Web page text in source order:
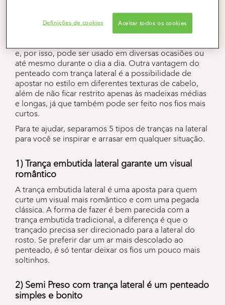
A trança lateral é um dos penteados mais versáteis
que existe. Dependendo do modelo, o visual varia
e, por isso, pode ser usado em diversas ocasiões ou
até mesmo durante o dia a dia. Outra vantagem do
penteado com trança lateral é a possibilidade de
apostar no estilo em diferentes texturas de cabelo,
além de não ficar restrito apenas às madeixas médias
e longas, já que também pode ser feito nos fios mais
curtos.
Para te ajudar, separamos 5 tipos de tranças na lateral
para você se inspirar e arrasar em qualquer situação.
1) Trança embutida lateral garante um visual
romântico
A trança embutida lateral é uma aposta para quem
curte um visual mais romântico e com uma pegada
clássica. A forma de fazer é bem parecida com a
trança embutida tradicional, a diferença é que o
trançado precisa ser direcionado para a lateral do
rosto. Se preferir dar um ar mais descolado ao
penteado, é só tentar deixar os fios um pouco mais
soltinhos.
2) Semi Preso com trança lateral é um penteado
simples e bonito
Definições de cookies Aceitar todos os cookies